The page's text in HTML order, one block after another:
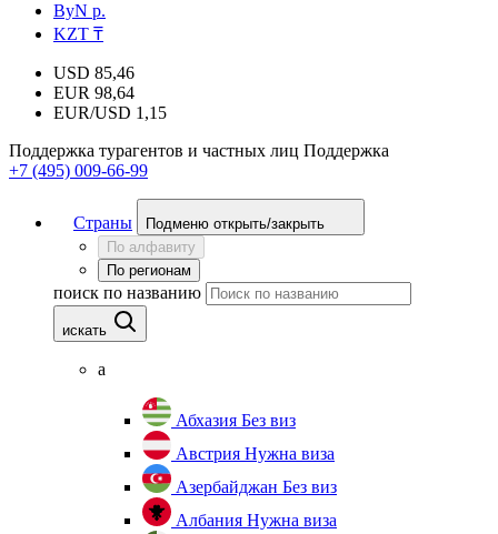
ByN р.
KZT ₸
USD 85,46
EUR 98,64
EUR/USD 1,15
Поддержка турагентов и частных лиц Поддержка
+7 (495) 009-66-99
Страны
Подменю открыть/закрыть
По алфавиту
По регионам
поиск по названию
искать
а
Абхазия Без виз
Австрия Нужна виза
Азербайджан Без виз
Албания Нужна виза